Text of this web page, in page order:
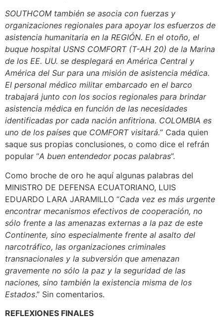
SOUTHCOM también se asocia con fuerzas y
organizaciones regionales para apoyar los esfuerzos de
asistencia humanitaria en la REGIÓN. En el otoño, el
buque hospital USNS COMFORT (T-AH 20) de la Marina
de los EE. UU. se desplegará en América Central y
América del Sur para una misión de asistencia médica.
El personal médico militar embarcado en el barco
trabajará junto con los socios regionales para brindar
asistencia médica en función de las necesidades
identificadas por cada nación anfitriona. COLOMBIA es
uno de los países que COMFORT visitará.” Cada quien
saque sus propias conclusiones, o como dice el refrán
popular “A buen entendedor pocas palabras”.
Como broche de oro he aquí algunas palabras del
MINISTRO DE DEFENSA ECUATORIANO, LUIS
EDUARDO LARA JARAMILLO “Cada vez es más urgente
encontrar mecanismos efectivos de cooperación, no
sólo frente a las amenazas externas a la paz de este
Continente, sino especialmente frente al asalto del
narcotráfico, las organizaciones criminales
transnacionales y la subversión que amenazan
gravemente no sólo la paz y la seguridad de las
naciones, sino también la existencia misma de los
Estados.” Sin comentarios.
REFLEXIONES FINALES